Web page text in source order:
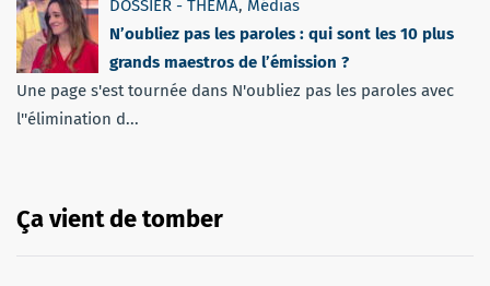
DOSSIER - THEMA, Médias
N’oubliez pas les paroles : qui sont les 10 plus
grands maestros de l’émission ?
Une page s'est tournée dans N'oubliez pas les paroles avec
l''élimination d...
Ça vient de tomber